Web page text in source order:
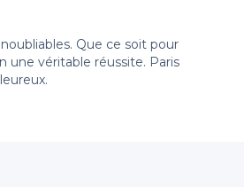
Que ce soit pour
une véritable réussite. Paris
la réservation, vous
chaque lieu, avec des